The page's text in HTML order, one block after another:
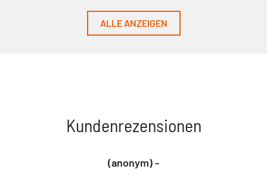
ALLE ANZEIGEN
Kundenrezensionen
(anonym) -